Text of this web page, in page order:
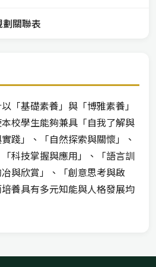
關聯表
「基礎素養」與「博雅素養」
校學生能夠兼具「自我了解與
踐」、「自然探索與關懷」、
「科技掌握與應用」、「語言訓
與欣賞」、「創意思考與啟
養具有多元知能與人格發展均